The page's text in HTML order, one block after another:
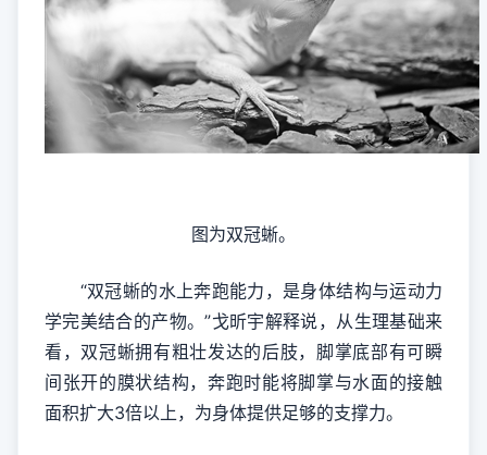
图为双冠蜥。
“双冠蜥的水上奔跑能力，是身体结构与运动力
学完美结合的产物。”戈昕宇解释说，从生理基础来
看，双冠蜥拥有粗壮发达的后肢，脚掌底部有可瞬
间张开的膜状结构，奔跑时能将脚掌与水面的接触
面积扩大3倍以上，为身体提供足够的支撑力。